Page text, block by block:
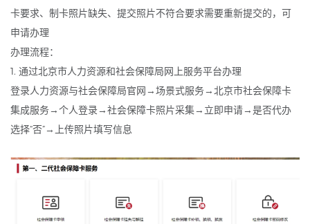
卡要求、制卡照片缺失、提交照片不符合要求需要重新提交的，可
申请办理
办理流程：
1. 通过北京市人力资源和社会保障局网上服务平台办理
登录人力资源与社会保障局官网→场景式服务→北京市社会保障卡
集成服务→个人登录→社会保障卡照片采集→立即申请→是否代办
选择“否”→上传照片填写信息